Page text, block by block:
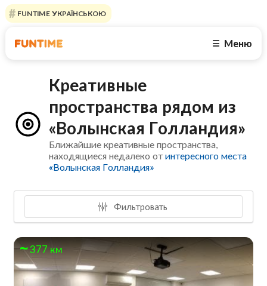
FUNTIME УКРАЇНСЬКОЮ
☰ Меню
Креативные
пространства рядом из
«Волынская Голландия»
Ближайшие креативные пространства,
находящиеся недалеко отинтересного места
«Волынская Голландия»
Фильтровать
377 км